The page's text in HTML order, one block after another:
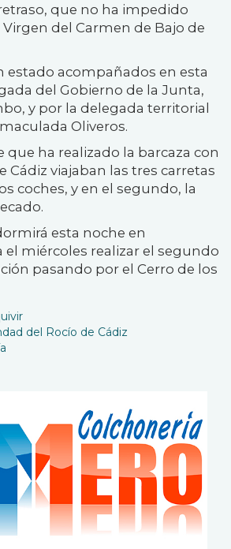
que no ha impedido
del Carmen de Bajo de
estado acompañados en esta
del Gobierno de la Junta,
y por la delegada territorial
Oliveros.
que ha realizado la barcaza con
Cádiz viajaban las tres carretas
coches, y en el segundo, la
esta noche en
el miércoles realizar el segundo
pasando por el Cerro de los
del Rocío de Cádiz